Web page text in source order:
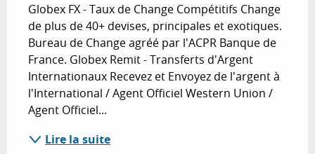
Globex FX - Taux de Change Compétitifs Change
de plus de 40+ devises, principales et exotiques.
Bureau de Change agréé par l'ACPR Banque de
France. Globex Remit - Transferts d'Argent
Internationaux Recevez et Envoyez de l'argent à
l'International / Agent Officiel Western Union /
Agent Officiel...
Lire la suite